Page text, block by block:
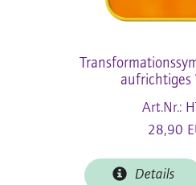
aufrichtiges
Art.Nr.:
28,90
Details